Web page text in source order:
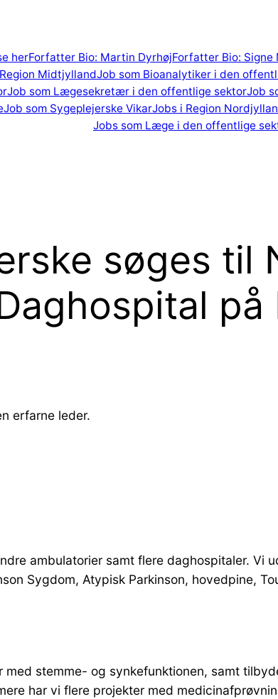
herForfatter Bio: Martin DyrhøjForfatter Bio: Signe
MidtjyllandJob som Bioanalytiker i den
Job som Lægesekretær i den offentlige sektorJob
Job som Sygeplejerske VikarJobs i Region
Jobs som Læge i den offentlige
søges til
på
erfarne leder.
ambulatorier samt flere daghospitaler. Vi
Sygdom, Atypisk Parkinson, hovedpine,
stemme- og synkefunktionen, samt
har vi flere projekter med